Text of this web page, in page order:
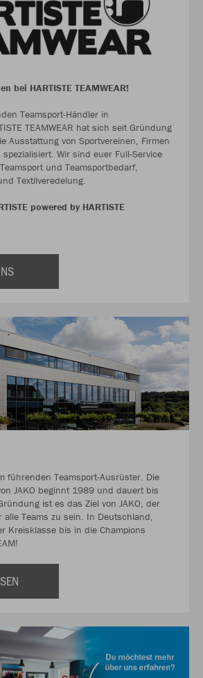
bei HARTISTE TEAMWEAR!
Teamsport-Händler in
TEAMWEAR hat sich seit Gründung
Ausstattung von Sportvereinen, Firmen
Wir sind euer Full-Service
und Teamsportbedarf,
Textilveredelung.
powered by HARTISTE
führenden Teamsport-Ausrüster. Die
JAKO beginnt 1989 und dauert bis
ist es das Ziel von JAKO, der
alle Teams zu sein. In Deutschland,
Kreisklasse bis in die Champions